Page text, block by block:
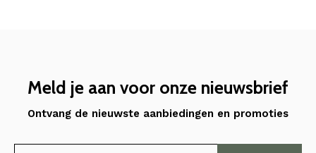
Meld je aan voor onze nieuwsbrief
Ontvang de nieuwste aanbiedingen en promoties